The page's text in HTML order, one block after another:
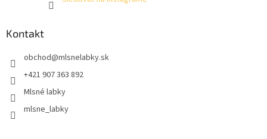
Kontakt
obchod@mlsnelabky.sk
+421 907 363 892
Mlsné labky
mlsne_labky